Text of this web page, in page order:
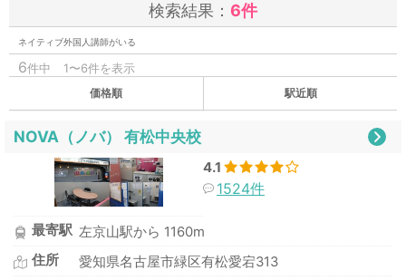
検索結果： 6件
ネイティブ外国人講師がいる
6件中 1〜6件を表示
価格順 駅近順
NOVA（ノバ） 有松中央校
4.1
1524件
最寄駅 左京山駅から 1160m
住所
愛知県名古屋市緑区有松愛宕313